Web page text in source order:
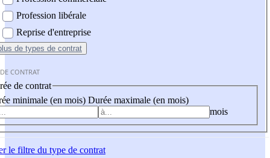
Profession libérale
Reprise d'entreprise
de types de contrat
CONTRAT
de contrat
minimale (en mois) Durée maximale (en mois)
mois
le filtre du type de contrat